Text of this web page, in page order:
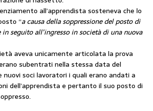
all’apprendista sosteneva che lo
“a causa della soppressione del posto di
in seguito all’ingresso in società di una nuova
aveva unicamente articolata la prova
subentrati nella stessa data del
nuovi soci lavoratori i quali erano andati a
dell’apprendista e pertanto il suo posto di